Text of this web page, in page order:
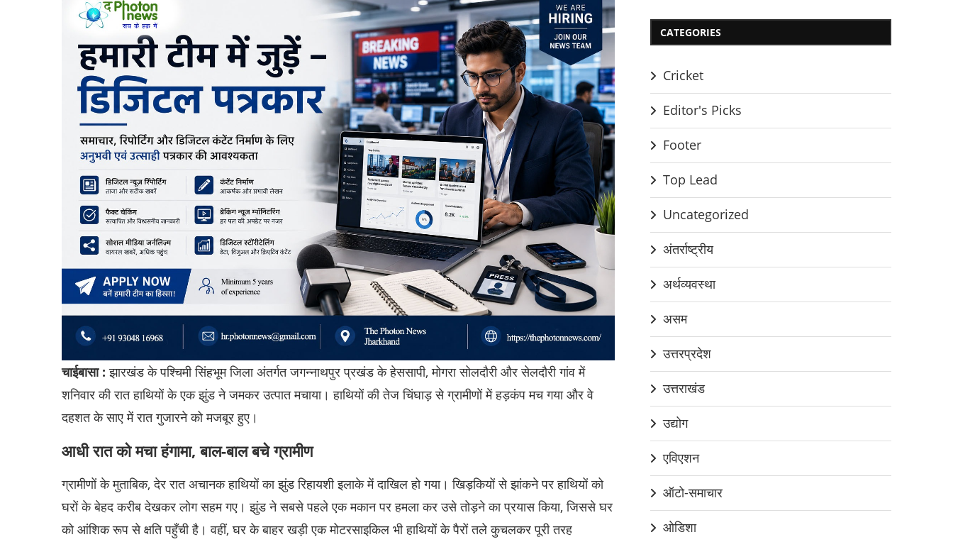
चाईबासा : झारखंड के पश्चिमी सिंहभूम जिला अंतर्गत जगन्नाथपुर प्रखंड के हेससापी, मोगरा सोलदौरी और सेलदौरी गांव में
शनिवार की रात हाथियों के एक झुंड ने जमकर उत्पात मचाया। हाथियों की तेज चिंघाड़ से ग्रामीणों में हड़कंप मच गया और वे
दहशत के साए में रात गुजारने को मजबूर हुए।
आधी रात को मचा हंगामा, बाल-बाल बचे ग्रामीण
ग्रामीणों के मुताबिक, देर रात अचानक हाथियों का झुंड रिहायशी इलाके में दाखिल हो गया। खिड़कियों से झांकने पर हाथियों को
घरों के बेहद करीब देखकर लोग सहम गए। झुंड ने सबसे पहले एक मकान पर हमला कर उसे तोड़ने का प्रयास किया, जिससे घर
को आंशिक रूप से क्षति पहुँची है। वहीं, घर के बाहर खड़ी एक मोटरसाइकिल भी हाथियों के पैरों तले कुचलकर पूरी तरह
CATEGORIES
Cricket
Editor's Picks
Footer
Top Lead
Uncategorized
अंतर्राष्ट्रीय
अर्थव्यवस्था
असम
उत्तरप्रदेश
उत्तराखंड
उद्योग
एविएशन
ऑटो-समाचार
ओडिशा